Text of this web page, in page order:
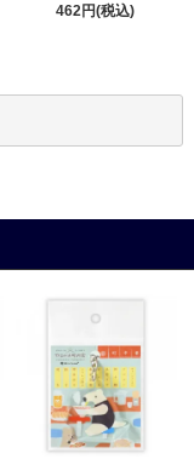
462円(税込)